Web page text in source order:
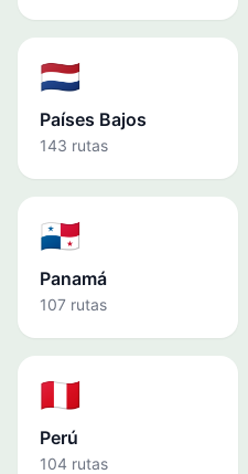
🇳🇱
Países Bajos
143 rutas
🇵🇦
Panamá
107 rutas
🇵🇪
Perú
104 rutas